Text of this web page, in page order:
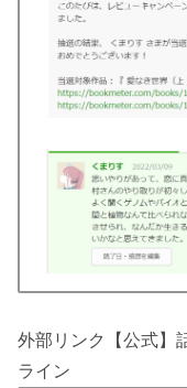
外部リンク【公式】
ライン